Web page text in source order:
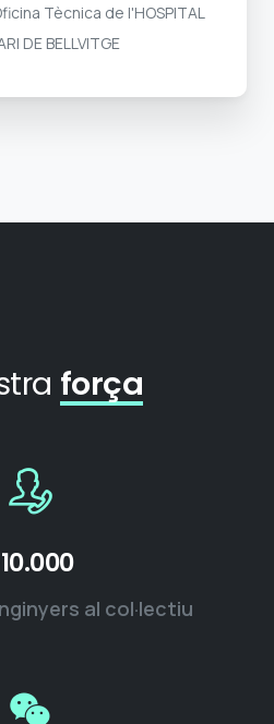
Tècnica de l'HOSPITAL
DE BELLVITGE
força
al col·lectiu